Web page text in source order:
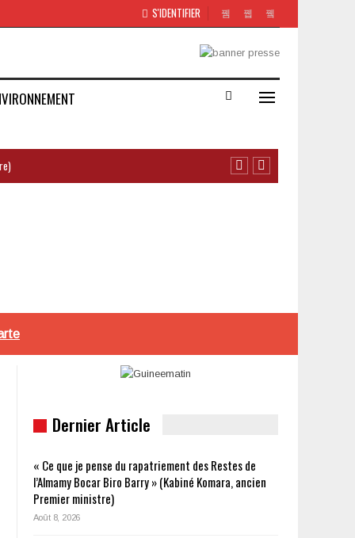
S'IDENTIFIER
Dernier Article
« Ce que je pense du rapatriement des Restes de
l’Almamy Bocar Biro Barry » (Kabiné Komara, ancien
Premier ministre)
Août 8, 2026